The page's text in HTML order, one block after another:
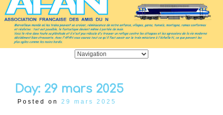
Day: 29 mars 2025
Posted on 29 mars 2025